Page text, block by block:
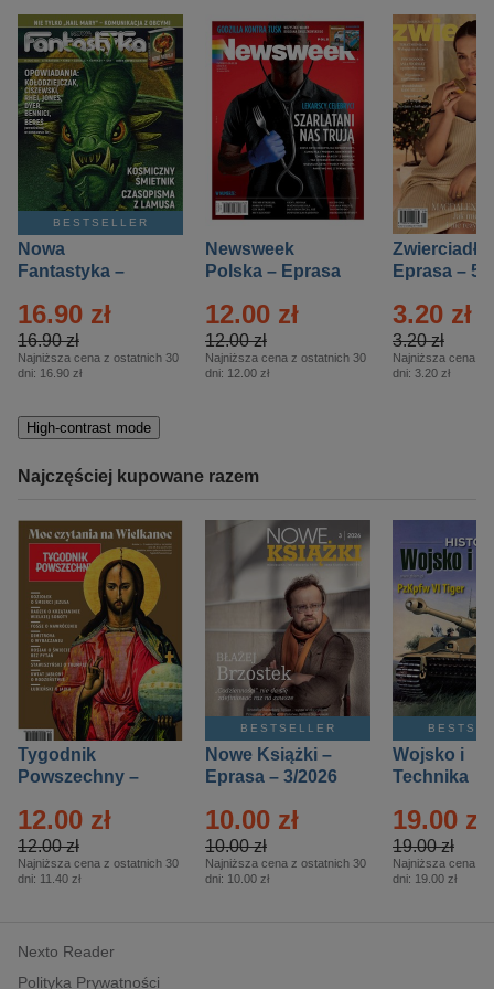
BESTSELLER
Nowa
Fantastyka –
16.90 zł
16.90 zł
Najniższa cena z ostatnich 30
dni: 16.90 zł
Newsweek
Polska – Eprasa
12.00 zł
12.00 zł
Najniższa cena z ostatnich 30
dni: 12.00 zł
Zwierciadło
Eprasa – 5/
3.20 zł
3.20 zł
Najniższa cena z
dni: 3.20 zł
High-contrast mode
Najczęściej kupowane razem
Tygodnik
Powszechny –
12.00 zł
12.00 zł
Najniższa cena z ostatnich 30
dni: 11.40 zł
BESTSELLER
Nowe Książki –
Eprasa – 3/2026
10.00 zł
10.00 zł
Najniższa cena z ostatnich 30
dni: 10.00 zł
Wojsko i
Technika
– 2/2026
19.00 zł
19.00 zł
Najniższa cena z
dni: 19.00 zł
Nexto Reader
Polityka Prywatności